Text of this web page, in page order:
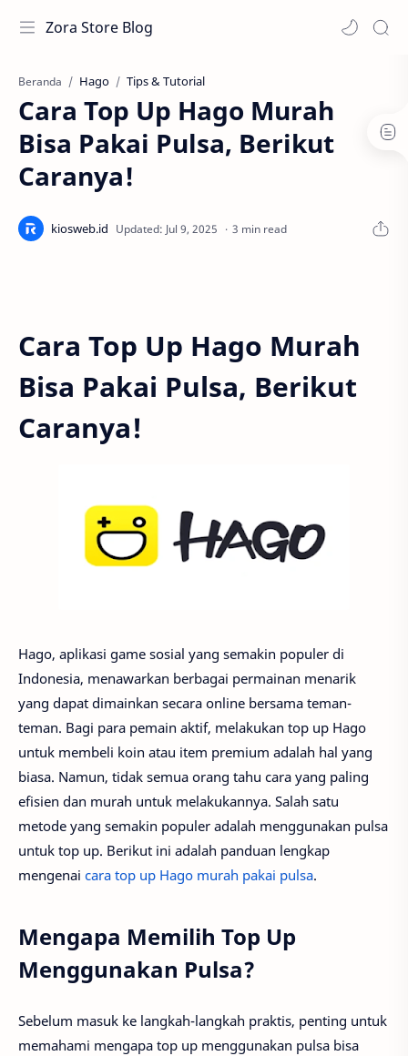
Zora Store Blog
Beranda Hago Tips & Tutorial
Cara Top Up Hago Murah
Bisa Pakai Pulsa, Berikut
Caranya!
3 min read
Cara Top Up Hago Murah
Bisa Pakai Pulsa, Berikut
Caranya!
Hago, aplikasi game sosial yang semakin populer di
Indonesia, menawarkan berbagai permainan menarik
yang dapat dimainkan secara online bersama teman-
teman. Bagi para pemain aktif, melakukan top up Hago
untuk membeli koin atau item premium adalah hal yang
biasa. Namun, tidak semua orang tahu cara yang paling
efisien dan murah untuk melakukannya. Salah satu
metode yang semakin populer adalah menggunakan pulsa
untuk top up. Berikut ini adalah panduan lengkap
mengenai cara top up Hago murah pakai pulsa.
Mengapa Memilih Top Up
Menggunakan Pulsa?
Sebelum masuk ke langkah-langkah praktis, penting untuk
memahami mengapa top up menggunakan pulsa bisa